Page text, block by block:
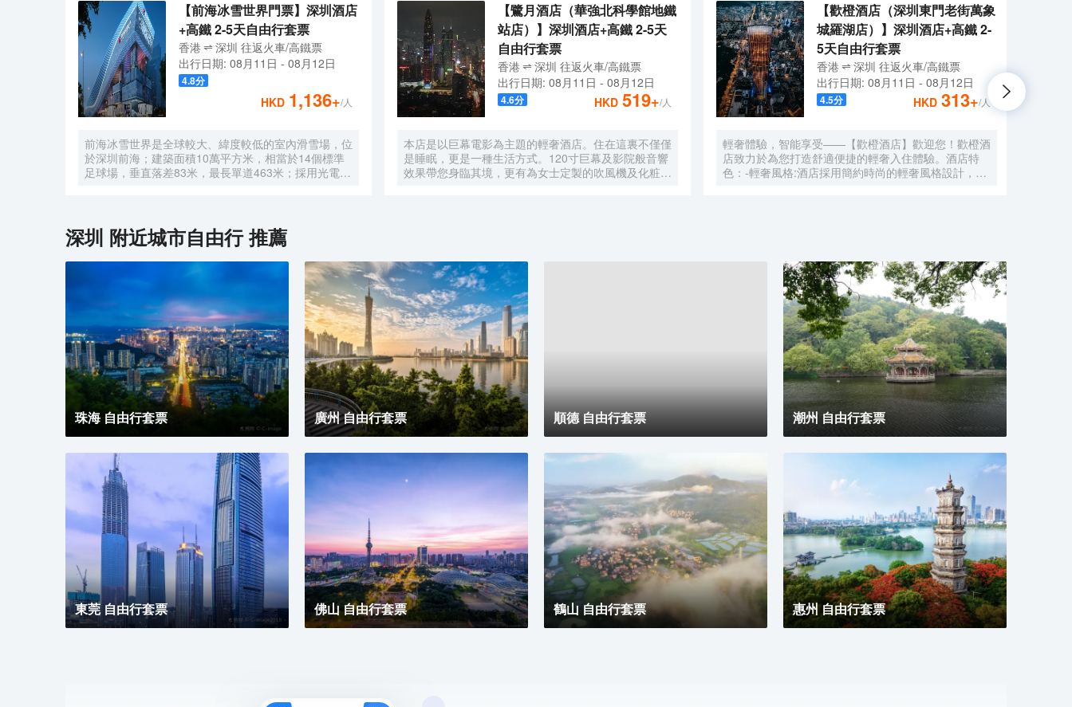
【前海冰雪世界門票】深圳酒店
+高鐵 2-5天自由行套票
香港 深圳 往返火車/高鐵票
出行日期: 08月11日 - 08月12日
4.8分
HKD 1,136+/人
前海冰雪世界是全球較大、緯度較低的室內滑雪場，位
於深圳前海；建築面積10萬平方米，相當於14個標準
足球場，垂直落差83米，最長單道463米‌；採用光電發
【鷺月酒店（華強北科學館地鐵
站店）】深圳酒店+高鐵 2-5天
自由行套票
香港 深圳 往返火車/高鐵票
出行日期: 08月11日 - 08月12日
4.6分 HKD 519+/人
本店是以巨幕電影為主題的輕奢酒店。住在這裏不僅僅
是睡眠，更是一種生活方式。120寸巨幕及影院般音響
效果帶您身臨其境，更有為女士定製的吹風機及化粧
【歡橙酒店（深圳東門老街萬象
城羅湖店）】深圳酒店+高鐵 2-
5天自由行套票
香港 深圳 往返火車/高鐵票
出行日期: 08月11日 - 08月12日
4.5分 HKD 313+/人
輕奢體驗，智能享受——【歡橙酒店】歡迎您！歡橙酒
店致力於為您打造舒適便捷的輕奢入住體驗。酒店特
色：-輕奢風格:酒店採用簡約時尚的輕奢風格設計，注
影院，享受震撼視聽盛宴。-貼心服務:酒店設有洗衣
房，並提供烘乾服務，解決您的洗衣煩惱，讓旅途更加
輕鬆自在。歡橙酒店是您商務出行、休閒度假的理想之
選。期待您的光臨！温馨提示，圖片僅供參考，無法涵
蓋所有房型，詳細的實物照片請諮詢酒店。
深圳 附近城市自由行 推薦
珠海 自由行套票 廣州 自由行套票 順德 自由行套票 潮州 自由行套票
東莞 自由行套票 佛山 自由行套票 鶴山 自由行套票 惠州 自由行套票